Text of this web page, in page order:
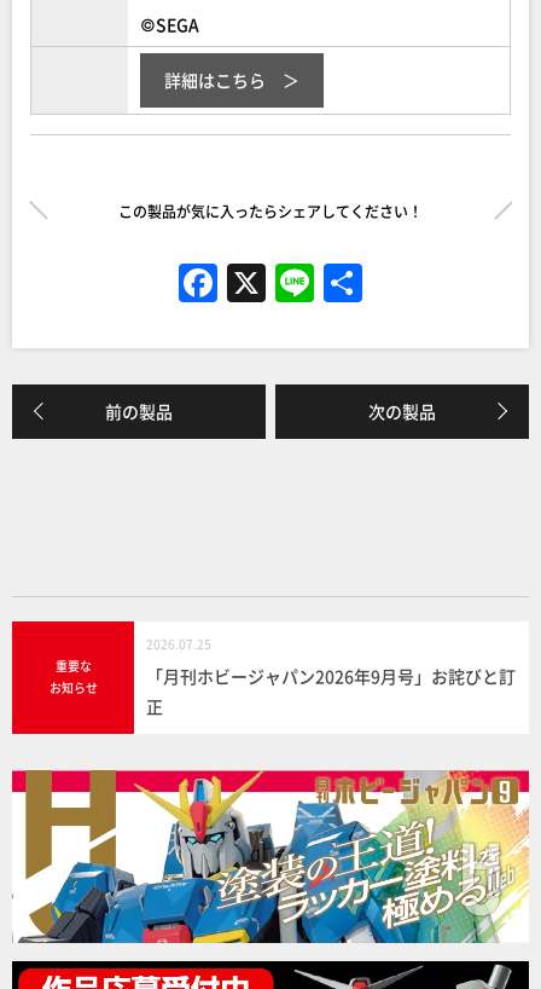
©SEGA
詳細はこちら
この製品が気に入ったらシェアしてください！
F
c
e
b
X Li
e
前の製品 次の製品
重要な
お知らせ
2026.07.25
「月刊ホビージャパン2026年9月号」お詫びと訂
正